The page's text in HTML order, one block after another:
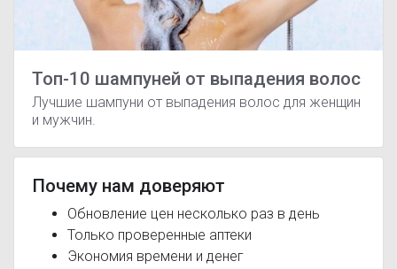
Топ-10 шампуней от выпадения волос
Лучшие шампуни от выпадения волос для женщин
и мужчин.
Почему нам доверяют
Обновление цен несколько раз в день
Только проверенные аптеки
Экономия времени и денег